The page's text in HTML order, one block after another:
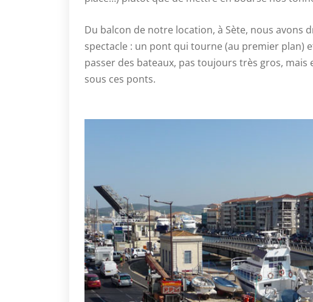
Du balcon de notre location, à Sète, nous avons
spectacle : un pont qui tourne (au premier plan)
passer des bateaux, pas toujours très gros,
sous ces ponts.